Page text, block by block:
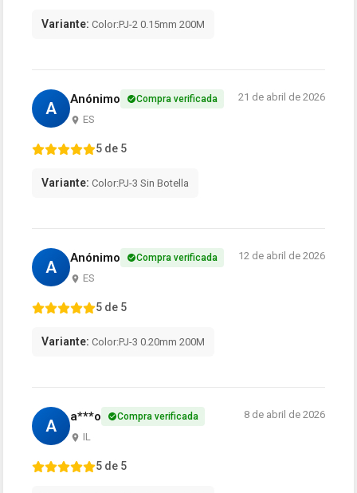
Variante: Color:PJ-2 0.15mm 200M
A Anónimo Compra verificada
ES
21 de abril de 2026
5 de 5
Variante: Color:PJ-3 Sin Botella
A Anónimo Compra verificada
ES
12 de abril de 2026
5 de 5
Variante: Color:PJ-3 0.20mm 200M
A a***o Compra verificada
IL
8 de abril de 2026
5 de 5